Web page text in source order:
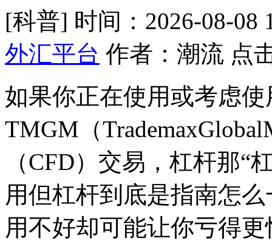
[科普] 时间：2026-08-08
外汇平台 作者：潮流 点
如果你正在使用或考虑使
TMGM（
（CFD）交易，杠杆那“
用但杠杆到底是指南怎么
用不好却可能让你亏得